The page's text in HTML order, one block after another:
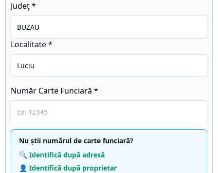
Județ *
Localitate *
Număr Carte Funciară *
Nu știi numărul de carte funciară?
🔍 Identifică după adresă
👤 Identifică după proprietar